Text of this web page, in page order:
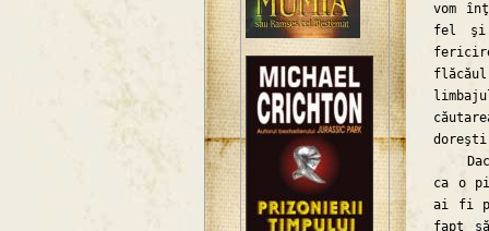
vom
fel şi
Dacă
ca o
ai fi
fapt